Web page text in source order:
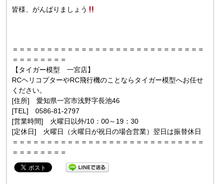
皆様、がんばりましょう
＝＝＝＝＝＝＝＝＝＝＝＝＝＝＝＝＝＝＝＝＝＝＝＝＝＝＝＝
＝＝＝＝＝＝＝＝
【タイガー模型 一宮店】
RCヘリコプターやRC飛行機のことならタイガー模型へお任せ
ください。
[住所] 愛知県一宮市浅野字長池46
[TEL] 0586-81-2797
[営業時間] 火曜日以外/10：00～19：30
[定休日] 火曜日（火曜日が祝日の場合営業）翌日は振替休日
＝＝＝＝＝＝＝＝＝＝＝＝＝＝＝＝＝＝＝＝＝＝＝＝＝＝＝＝
＝＝＝＝＝＝＝＝